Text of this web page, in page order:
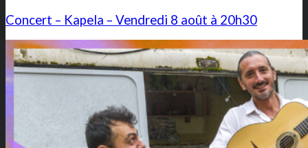
Concert – Kapela – Vendredi 8 août à 20h30